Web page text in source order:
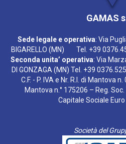
GAMAS
Sede legale e operativa: Via
BIGARELLO (MN) Tel. +39
Seconda unita’ operativa: Via
DI GONZAGA (MN) Tel. +39
C.F. - P. IVA e Nr. R.I. di Mantova
Mantova n.° 175206 – Reg.
Capitale Sociale Euro
Società del